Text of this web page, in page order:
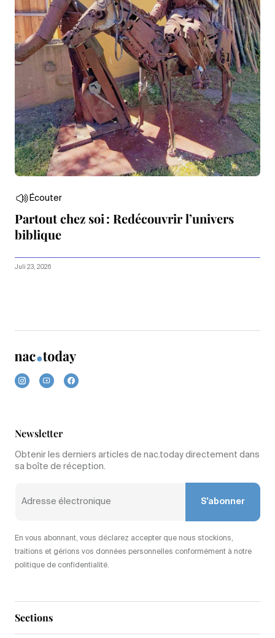
Écouter
Partout chez soi : Redécouvrir l’univers
biblique
Juli 23, 2026
Sections
Newsletter
Obtenir les derniers articles de nac.today directement dans
sa boîte de réception.
S'abonner
En vous abonnant, vous déclarez accepter que nous stockions,
traitions et gérions vos données personnelles conformément à notre
politique de confidentialité.